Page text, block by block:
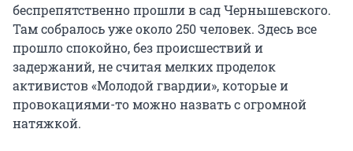
беспрепятственно прошли в сад Чернышевского.
Там собралось уже около 250 человек. Здесь все
прошло спокойно, без происшествий и
задержаний, не считая мелких проделок
активистов «Молодой гвардии», которые и
провокациями-то можно назвать с огромной
натяжкой.